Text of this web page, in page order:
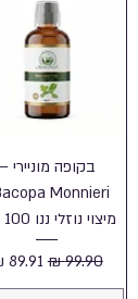
בקופה מוניירי –
מיצוי נוזלי ננו 100 מ"ל
מחיר רגיל‏99.90 ‏₪ מחיר